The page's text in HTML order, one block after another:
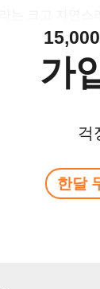
가
걱
한달